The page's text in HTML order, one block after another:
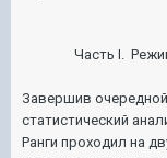
Часть I. Режим
Завершив
статистический
Ранги проходил на